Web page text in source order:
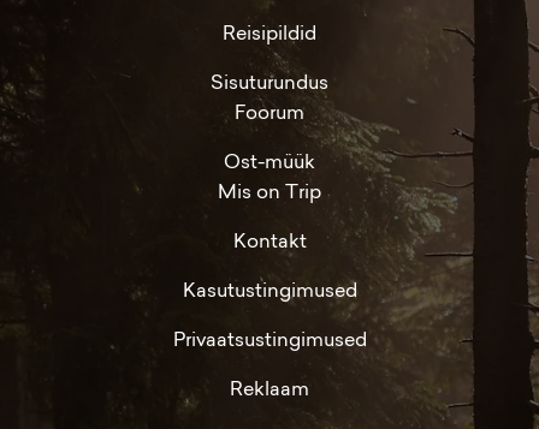
Reisipildid
Sisuturundus
Foorum
Ost-müük
Mis on Trip
Kontakt
Kasutustingimused
Privaatsustingimused
Reklaam